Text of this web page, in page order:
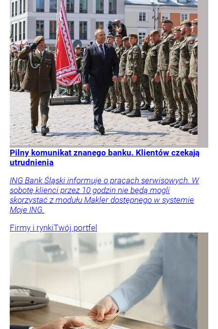
Pilny komunikat znanego banku. Klientów czekają
utrudnienia
ING Bank Śląski informuje o pracach serwisowych. W
sobotę klienci przez 10 godzin nie będą mogli
skorzystać z modułu Makler dostępnego w systemie
Moje ING.
Firmy i rynkiTwój portfel